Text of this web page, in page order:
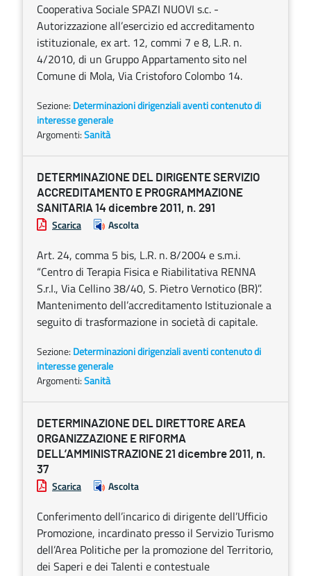
Cooperativa Sociale SPAZI NUOVI s.c. -
Autorizzazione all’esercizio ed accreditamento
istituzionale, ex art. 12, commi 7 e 8, L.R. n.
4/2010, di un Gruppo Appartamento sito nel
Comune di Mola, Via Cristoforo Colombo 14.
Sezione: Determinazioni dirigenziali aventi contenuto di
interesse generale
Argomenti:Sanità
DETERMINAZIONE DEL DIRIGENTE SERVIZIO
ACCREDITAMENTO E PROGRAMMAZIONE
SANITARIA 14 dicembre 2011, n. 291
Scarica Ascolta
Art. 24, comma 5 bis, L.R. n. 8/2004 e s.m.i.
“Centro di Terapia Fisica e Riabilitativa RENNA
S.r.I., Via Cellino 38/40, S. Pietro Vernotico (BR)”.
Mantenimento dell’accreditamento Istituzionale a
seguito di trasformazione in società di capitale.
Sezione: Determinazioni dirigenziali aventi contenuto di
interesse generale
Argomenti:Sanità
DETERMINAZIONE DEL DIRETTORE AREA
ORGANIZZAZIONE E RIFORMA
DELL’AMMINISTRAZIONE 21 dicembre 2011, n.
37
Scarica Ascolta
Conferimento dell’incarico di dirigente dell’Ufficio
Promozione, incardinato presso il Servizio Turismo
dell’Area Politiche per la promozione del Territorio,
dei Saperi e dei Talenti e contestuale